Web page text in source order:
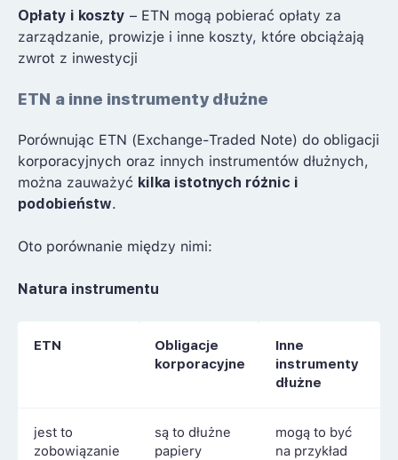
Opłaty i koszty – ETN mogą pobierać opłaty za
zarządzanie, prowizje i inne koszty, które obciążają
zwrot z inwestycji
ETN a inne instrumenty dłużne
Porównując ETN (Exchange-Traded Note) do obligacji
korporacyjnych oraz innych instrumentów dłużnych,
można zauważyć kilka istotnych różnic i
podobieństw.
Oto porównanie między nimi:
Natura instrumentu
ETN
Obligacje
korporacyjne
Inne
instrumenty
dłużne
jest to
zobowiązanie
są to dłużne
papiery
mogą to być
na przykład